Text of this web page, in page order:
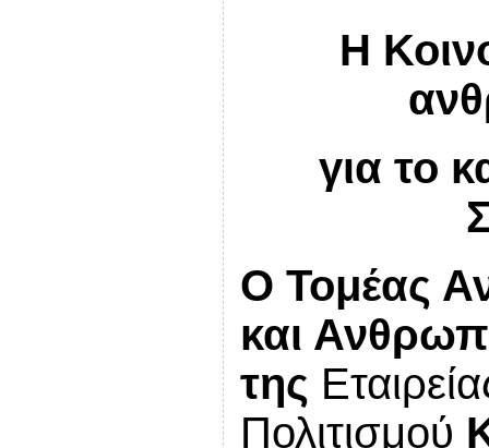
Η
για το
Ο Τομέας
και
της
Πολιτισμού